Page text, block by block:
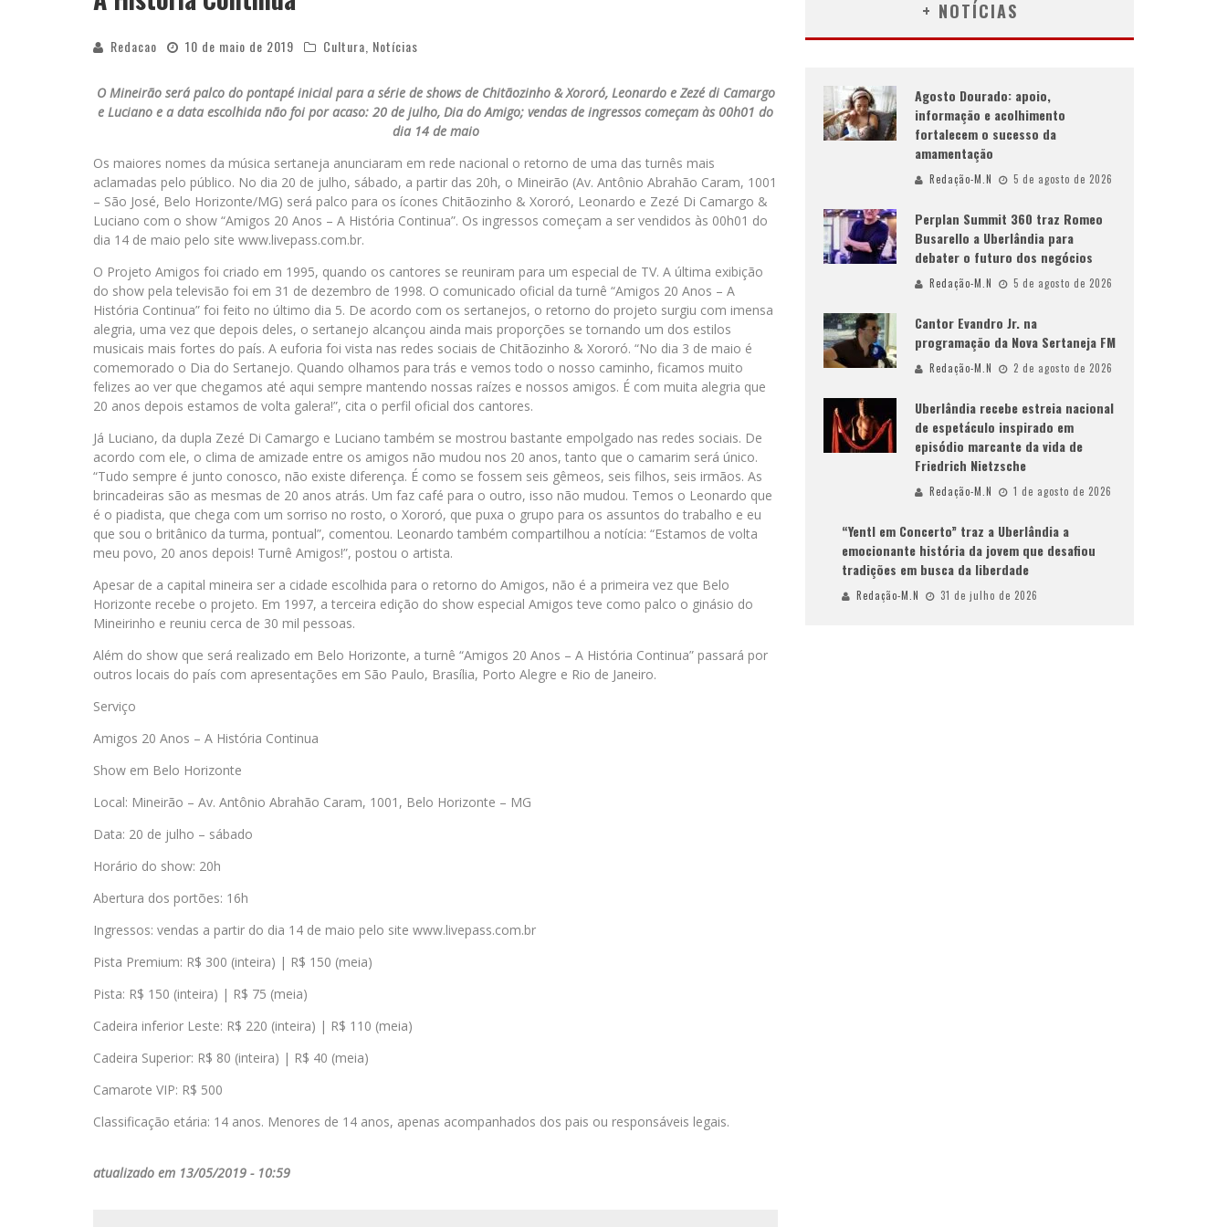
Redacao 10 de maio de 2019 Cultura Notícias
O Mineirão será palco do pontapé inicial para a série de shows de Chitãozinho & Xororó, Leonardo e Zezé di Camargo
e Luciano e a data escolhida não foi por acaso: 20 de julho, Dia do Amigo; vendas de ingressos começam às 00h01 do
dia 14 de maio
Os maiores nomes da música sertaneja anunciaram em rede nacional o retorno de uma das turnês mais
aclamadas pelo público. No dia 20 de julho, sábado, a partir das 20h, o Mineirão (Av. Antônio Abrahão Caram, 1001
– São José, Belo Horizonte/MG) será palco para os ícones Chitãozinho & Xororó, Leonardo e Zezé Di Camargo &
Luciano com o show “Amigos 20 Anos – A História Continua”. Os ingressos começam a ser vendidos às 00h01 do
dia 14 de maio pelo site www.livepass.com.br.
O Projeto Amigos foi criado em 1995, quando os cantores se reuniram para um especial de TV. A última exibição
do show pela televisão foi em 31 de dezembro de 1998. O comunicado oficial da turnê “Amigos 20 Anos – A
História Continua” foi feito no último dia 5. De acordo com os sertanejos, o retorno do projeto surgiu com imensa
alegria, uma vez que depois deles, o sertanejo alcançou ainda mais proporções se tornando um dos estilos
musicais mais fortes do país. A euforia foi vista nas redes sociais de Chitãozinho & Xororó. “No dia 3 de maio é
comemorado o Dia do Sertanejo. Quando olhamos para trás e vemos todo o nosso caminho, ficamos muito
felizes ao ver que chegamos até aqui sempre mantendo nossas raízes e nossos amigos. É com muita alegria que
20 anos depois estamos de volta galera!”, cita o perfil oficial dos cantores.
Já Luciano, da dupla Zezé Di Camargo e Luciano também se mostrou bastante empolgado nas redes sociais. De
acordo com ele, o clima de amizade entre os amigos não mudou nos 20 anos, tanto que o camarim será único.
“Tudo sempre é junto conosco, não existe diferença. É como se fossem seis gêmeos, seis filhos, seis irmãos. As
brincadeiras são as mesmas de 20 anos atrás. Um faz café para o outro, isso não mudou. Temos o Leonardo que
é o piadista, que chega com um sorriso no rosto, o Xororó, que puxa o grupo para os assuntos do trabalho e eu
que sou o britânico da turma, pontual”, comentou. Leonardo também compartilhou a notícia: “Estamos de volta
meu povo, 20 anos depois! Turnê Amigos!”, postou o artista.
Apesar de a capital mineira ser a cidade escolhida para o retorno do Amigos, não é a primeira vez que Belo
Horizonte recebe o projeto. Em 1997, a terceira edição do show especial Amigos teve como palco o ginásio do
Mineirinho e reuniu cerca de 30 mil pessoas.
Além do show que será realizado em Belo Horizonte, a turnê “Amigos 20 Anos – A História Continua” passará por
outros locais do país com apresentações em São Paulo, Brasília, Porto Alegre e Rio de Janeiro.
Serviço
Amigos 20 Anos – A História Continua
Show em Belo Horizonte
Local: Mineirão – Av. Antônio Abrahão Caram, 1001, Belo Horizonte – MG
Data: 20 de julho – sábado
Horário do show: 20h
Abertura dos portões: 16h
Ingressos: vendas a partir do dia 14 de maio pelo site www.livepass.com.br
Pista Premium: R$ 300 (inteira) | R$ 150 (meia)
Pista: R$ 150 (inteira) | R$ 75 (meia)
Cadeira inferior Leste: R$ 220 (inteira) | R$ 110 (meia)
Cadeira Superior: R$ 80 (inteira) | R$ 40 (meia)
Camarote VIP: R$ 500
Classificação etária: 14 anos. Menores de 14 anos, apenas acompanhados dos pais ou responsáveis legais.
atualizado em 13/05/2019 - 10:59
+ NOTÍCIAS
Agosto Dourado: apoio,
informação e acolhimento
fortalecem o sucesso da
amamentação
Redação-M.N 5 de agosto de 2026
Perplan Summit 360 traz Romeo
Busarello a Uberlândia para
debater o futuro dos negócios
Redação-M.N 5 de agosto de 2026
Cantor Evandro Jr. na
programação da Nova Sertaneja FM
Redação-M.N 2 de agosto de 2026
Uberlândia recebe estreia nacional
de espetáculo inspirado em
episódio marcante da vida de
Friedrich Nietzsche
Redação-M.N 1 de agosto de 2026
“Yentl em Concerto” traz a Uberlândia a
emocionante história da jovem que desafiou
tradições em busca da liberdade
Redação-M.N 31 de julho de 2026